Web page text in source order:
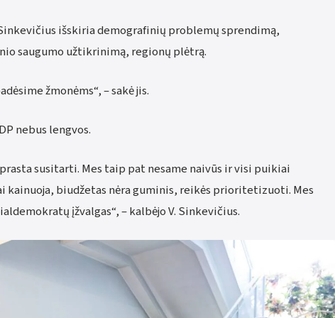
išskiria demografinių problemų sprendimą,
saugumo užtikrinimą, regionų plėtrą.
žmonėms“, – sakė jis.
nebus lengvos.
susitarti. Mes taip pat nesame naivūs ir visi puikiai
kainuoja, biudžetas nėra guminis, reikės prioritetizuoti. Mes
įžvalgas“, – kalbėjo V. Sinkevičius.